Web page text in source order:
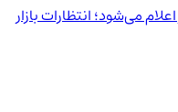
می‌شود؛ انتظارات بازار